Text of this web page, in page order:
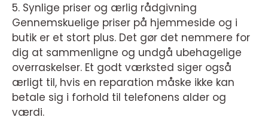
5. Synlige priser og ærlig rådgivning
Gennemskuelige priser på hjemmeside og i
butik er et stort plus. Det gør det nemmere for
dig at sammenligne og undgå ubehagelige
overraskelser. Et godt værksted siger også
ærligt til, hvis en reparation måske ikke kan
betale sig i forhold til telefonens alder og
værdi.